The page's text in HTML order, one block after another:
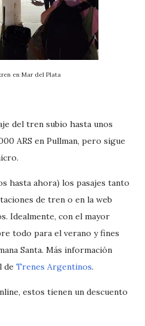
en Mar del Plata
del tren subio hasta unos
ARS en Pullman, pero sigue
hasta ahora) los pasajes tanto
de tren o en la web
Idealmente, con el mayor
todo para el verano y fines
Santa. Más información
de Trenes Argentinos.
estos tienen un descuento